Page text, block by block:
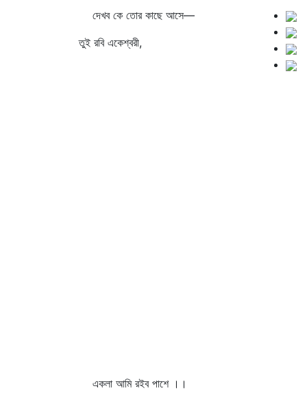
দেখব কে তোর কাছে আসে—
তুই রবি একেশ্বরী,
একলা আমি রইব পাশে ।।